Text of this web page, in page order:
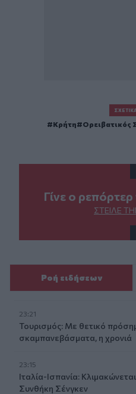
Κρήτη Ορειβατικός
Γίνε ο
ΣΤΕΊΛΕ
Ροή ειδήσεων
23:21
Τουρισμός: Με θετικό
σκαμπανεβάσματα, η χρονιά
23:15
Ιταλία-Ισπανία:
Συνθήκη Σένγκεν